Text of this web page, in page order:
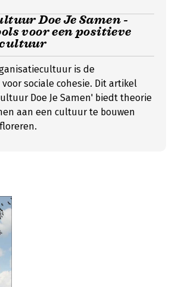
Doe Je Samen -
voor een positieve
is de
sociale cohesie. Dit artikel
Doe Je Samen' biedt theorie
aan een cultuur te bouwen